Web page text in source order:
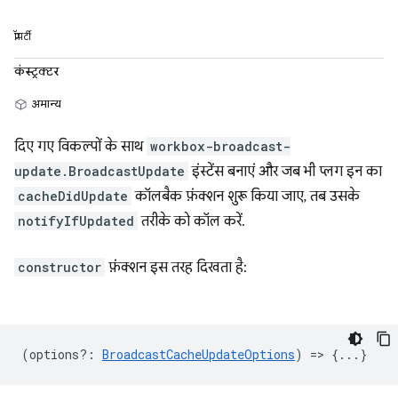
प्रॉपर्टी
कंस्ट्रक्टर
अमान्य
दिए गए विकल्पों के साथ workbox-broadcast-
update.BroadcastUpdate इंस्टेंस बनाएं और जब भी प्लग इन का
cacheDidUpdate कॉलबैक फ़ंक्शन शुरू किया जाए, तब उसके
notifyIfUpdated तरीके को कॉल करें.
constructor फ़ंक्शन इस तरह दिखता है:
(options? : BroadcastCacheUpdateOptions) => {...}